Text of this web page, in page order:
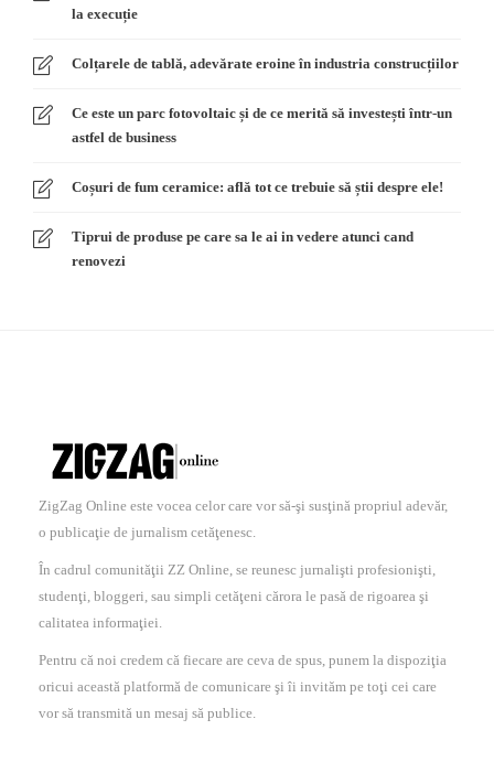
la execuție
Colțarele de tablă, adevărate eroine în industria construcțiilor
Ce este un parc fotovoltaic și de ce merită să investești într-un
astfel de business
Coșuri de fum ceramice: află tot ce trebuie să știi despre ele!
Tiprui de produse pe care sa le ai in vedere atunci cand
renovezi
ZigZag Online este vocea celor care vor să-şi susţină propriul adevăr,
o publicaţie de jurnalism cetăţenesc.
În cadrul comunităţii ZZ Online, se reunesc jurnalişti profesionişti,
studenţi, bloggeri, sau simpli cetăţeni cărora le pasă de rigoarea şi
calitatea informaţiei.
Pentru că noi credem că fiecare are ceva de spus, punem la dispoziţia
oricui această platformă de comunicare şi îi invităm pe toţi cei care
vor să transmită un mesaj să publice.